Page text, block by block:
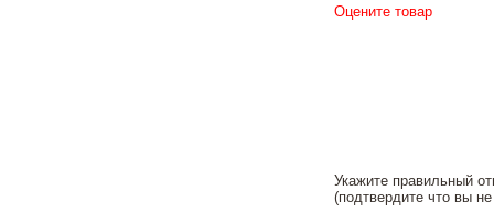
Оцените товар
Укажите правильный
(подтвердите что вы